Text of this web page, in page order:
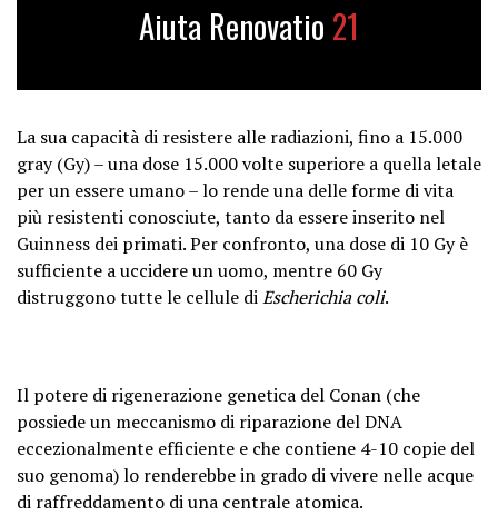
Aiuta Renovatio 21
La sua capacità di resistere alle radiazioni, fino a 15.000
gray (Gy) – una dose 15.000 volte superiore a quella letale
per un essere umano – lo rende una delle forme di vita
più resistenti conosciute, tanto da essere inserito nel
Guinness dei primati. Per confronto, una dose di 10 Gy è
sufficiente a uccidere un uomo, mentre 60 Gy
distruggono tutte le cellule diEscherichia coli.
Il potere di rigenerazione genetica del Conan (che
possiede un meccanismo di riparazione del DNA
eccezionalmente efficiente e che contiene 4-10 copie del
suo genoma) lo renderebbe in grado di vivere nelle acque
di raffreddamento di una centrale atomica.